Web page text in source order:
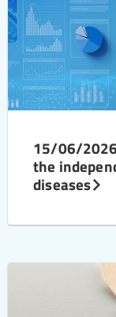
15/06/2026
the
diseases